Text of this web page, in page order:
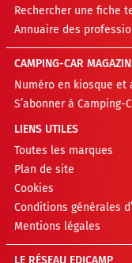
Rechercher une fiche
Annuaire des
CAMPING-CAR
Numéro en kiosque et
S’abonner à Camping-
LIENS UTILES
Toutes les marques
Plan de site
Cookies
Conditions générales
Mentions légales